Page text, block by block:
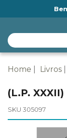
Home Livros
(L.P. XXXII)
SKU 305097